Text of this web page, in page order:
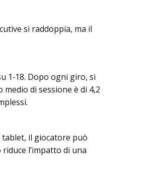
si raddoppia, ma il
1‑18. Dopo ogni giro, si
di sessione è di 4,2
tablet, il giocatore può
l’impatto di una